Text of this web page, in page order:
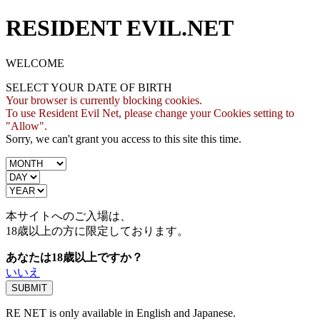
RESIDENT EVIL.NET
WELCOME
SELECT YOUR DATE OF BIRTH
Your browser is currently blocking cookies.
To use Resident Evil Net, please change your Cookies setting to
"Allow".
Sorry, we can't grant you access to this site this time.
本サイトへのご入場は、
18歳以上の方に限定しております。
あなたは18歳以上ですか？
いいえ
RE NET is only available in English and Japanese.